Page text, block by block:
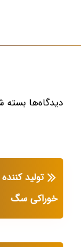
دیدگاه‌ها بسته
تولید
خوراکی سگ